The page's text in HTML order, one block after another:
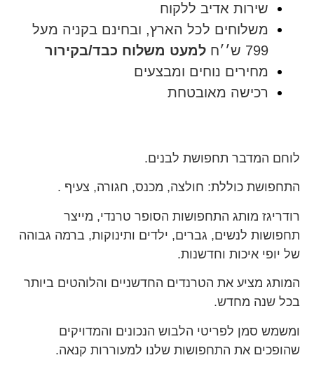
שירות אדיב ללקוח
משלוחים לכל הארץ, ובחינם בקניה מעל
799 ש׳׳ח
למעט משלוח כבד/בקירור
מחירים נוחים ומבצעים
רכישה מאובטחת
לוחם המדבר תחפושת לבנים.
התחפושת כוללת: חולצה, מכנס, חגורה, צעיף .
רודריגז מותג התחפושות הסופר טרנדי, מייצר
תחפושות לנשים, גברים, ילדים ותינוקות, ברמה גבוהה
של יופי איכות וחדשנות.
המותג מציע את הטרנדים החדשניים והלוהטים ביותר
בכל שנה מחדש.
ומשמש סמן לפריטי הלבוש הנכונים והמדויקים
שהופכים את התחפושות שלנו למעוררות קנאה.